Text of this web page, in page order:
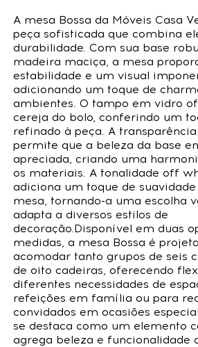
A mesa Bossa da Móveis Casa
peça sofisticada que combina
durabilidade. Com sua base
madeira maciça, a mesa
estabilidade e um visual
adicionando um toque de
ambientes. O tampo em vidro
cereja do bolo, conferindo um
refinado à peça. A
permite que a beleza da base
apreciada, criando uma
os materiais. A tonalidade off
adiciona um toque de
mesa, tornando-a uma escolha
adapta a diversos estilos de
decoração.Disponível em duas
medidas, a mesa Bossa é
acomodar tanto grupos de seis
de oito cadeiras, oferecendo
diferentes necessidades de
refeições em família ou para
convidados em ocasiões
se destaca como um elemento
agrega beleza e funcionalidade